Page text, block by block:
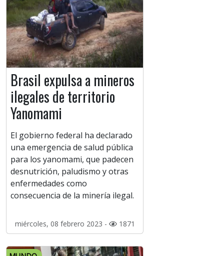
Brasil expulsa a mineros
ilegales de territorio
Yanomami
El gobierno federal ha declarado
una emergencia de salud pública
para los yanomami, que padecen
desnutrición, paludismo y otras
enfermedades como
consecuencia de la minería ilegal.
miércoles, 08 febrero 2023 - 1871